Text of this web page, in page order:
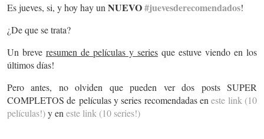
Es jueves, si, y hoy hay un NUEVO#juevesderecomendados!
¿De que se trata?
Un breve resumen de películas y series que estuve viendo en los
últimos días!
Pero antes, no olviden que pueden ver dos posts SUPER
COMPLETOS de películas y series recomendadas eneste link (10
películas!)y en este link (10 series!)